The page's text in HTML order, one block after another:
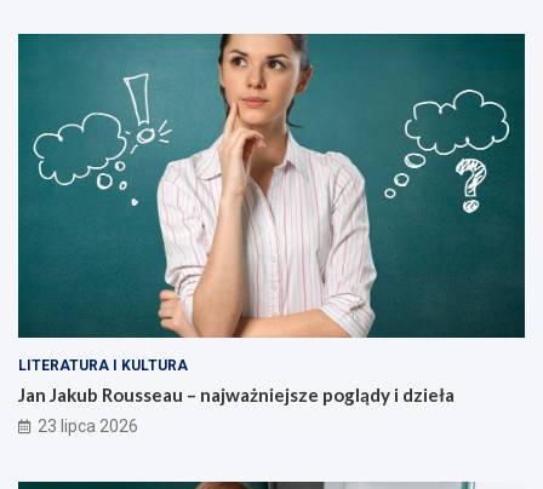
LITERATURA I KULTURA
Jan Jakub Rousseau – najważniejsze poglądy i dzieła
23 lipca 2026